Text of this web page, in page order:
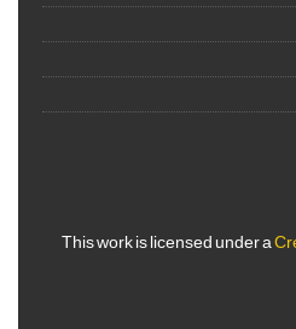
This work is licensed under a